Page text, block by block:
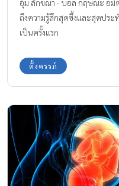
อุ้ม ลักขณา - บอล กฤษณะ อมิ
ถึงความรู้สึกสุดซึ้งและสุดประ
เป็นครั้งแรก
ตั้งครรภ์